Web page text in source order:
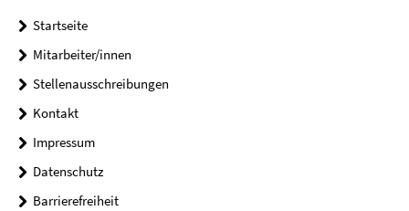
Startseite
Mitarbeiter/innen
Stellenausschreibungen
Kontakt
Impressum
Datenschutz
Barrierefreiheit